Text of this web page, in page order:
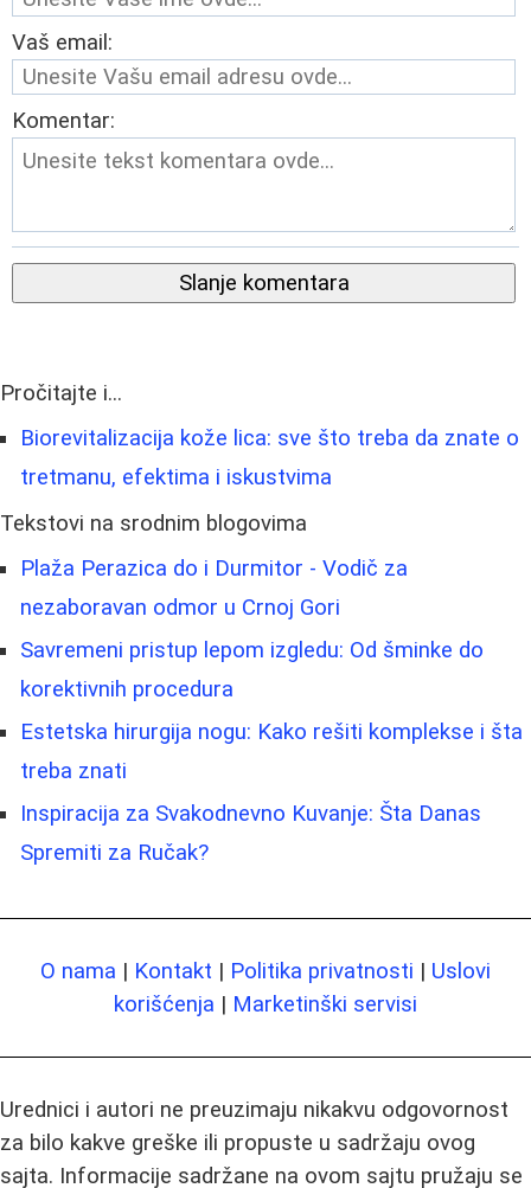
Vaš email:
Komentar:
Slanje komentara
Pročitajte i...
Biorevitalizacija kože lica: sve što treba da znate o
tretmanu, efektima i iskustvima
Tekstovi na srodnim blogovima
Plaža Perazica do i Durmitor - Vodič za
nezaboravan odmor u Crnoj Gori
Savremeni pristup lepom izgledu: Od šminke do
korektivnih procedura
Estetska hirurgija nogu: Kako rešiti komplekse i šta
treba znati
Inspiracija za Svakodnevno Kuvanje: Šta Danas
Spremiti za Ručak?
O nama | Kontakt | Politika privatnosti | Uslovi
korišćenja | Marketinški servisi
Urednici i autori ne preuzimaju nikakvu odgovornost
za bilo kakve greške ili propuste u sadržaju ovog
sajta. Informacije sadržane na ovom sajtu pružaju se